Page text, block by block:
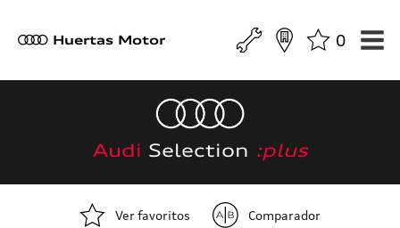
a Huertas Motor 0
Audi Selection :plus
Ver favoritos Comparador